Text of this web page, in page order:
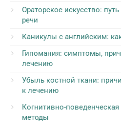
Ораторское искусство:
речи
Каникулы с английским:
Гипомания: симптомы,
лечению
Убыль костной ткани:
к лечению
Когнитивно-
методы